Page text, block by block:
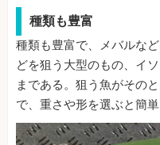
種類も豊富
種類も豊富で、メバルな
どを狙う大型のもの、イ
まである。狙う魚がその
で、重さや形を選ぶと簡単